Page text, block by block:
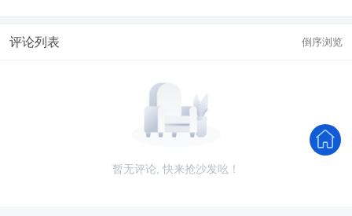
评论列表 倒序浏览
暂无评论, 快来抢沙发吆！